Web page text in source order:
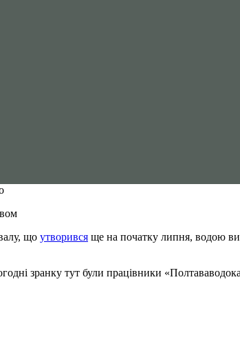
що утворився ще на початку липня, водою
зранку тут були працівники